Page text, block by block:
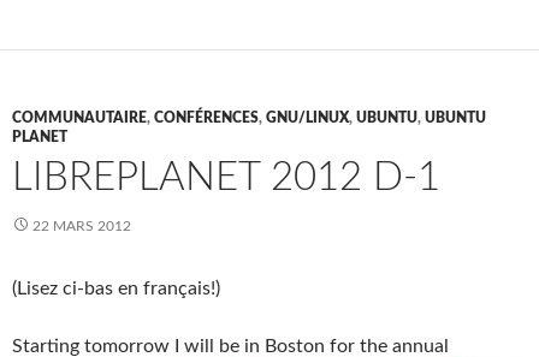
COMMUNAUTAIRE, CONFÉRENCES, GNU/LINUX, UBUNTU, UBUNTU
PLANET
LIBREPLANET 2012 D-1
22 MARS 2012
(Lisez ci-bas en français!)
Starting tomorrow I will be in Boston for the annual